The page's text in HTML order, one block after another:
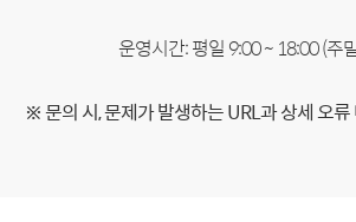
운영시간: 평일 9:00 ~ 18:00 (주
※ 문의 시, 문제가 발생하는 URL과 상세 오